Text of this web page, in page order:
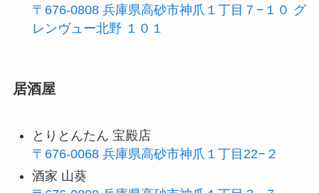
〒676-0808 兵庫県高砂市神爪１丁目７−１０ グ
レンヴュー北野 １０１
居酒屋
とりとんたん 宝殿店
〒676-0068 兵庫県高砂市神爪１丁目22−２
酒家 山葵